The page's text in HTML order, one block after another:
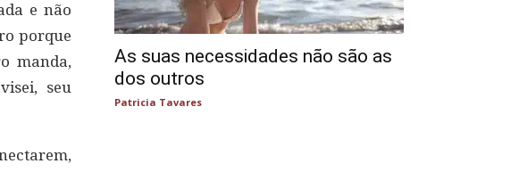
e não
porque
manda,
seu
As suas necessidades não são as
dos outros
Patricia Tavares